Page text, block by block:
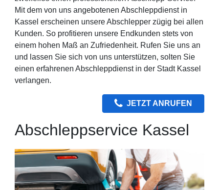
Mit dem von uns angebotenen Abschleppdienst in
Kassel erscheinen unsere Abschlepper zügig bei allen
Kunden. So profitieren unsere Endkunden stets von
einem hohen Maß an Zufriedenheit. Rufen Sie uns an
und lassen Sie sich von uns unterstützen, solten Sie
einen erfahrenen Abschleppdienst in der Stadt Kassel
verlangen.
JETZT ANRUFEN
Abschleppservice Kassel